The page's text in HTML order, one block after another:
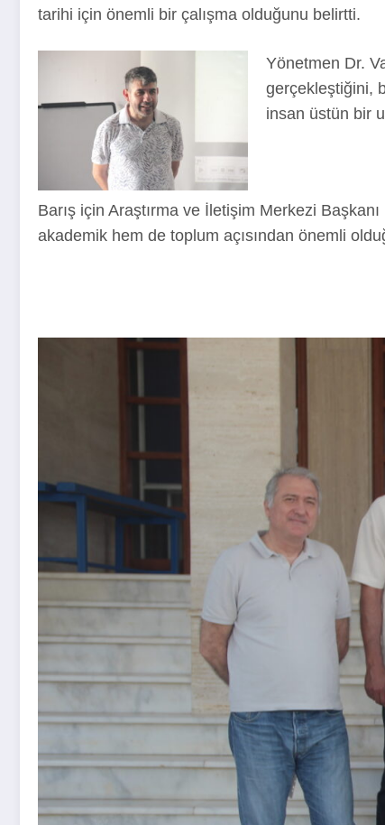
tarihi için önemli bir çalışma olduğunu belirtti.
Yönetmen Dr.
gerçekleştiğini,
insan üstün bir
Barış için Araştırma ve İletişim Merkezi
akademik hem de toplum açısından önemli